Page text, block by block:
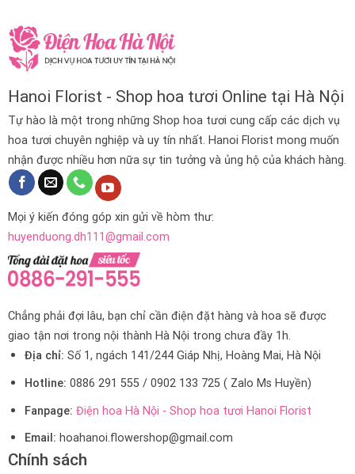
Hanoi Florist - Shop hoa tươi Online tại Hà Nội
Tự hào là một trong những Shop hoa tươi cung cấp các dịch vụ
hoa tươi chuyên nghiệp và uy tín nhất. Hanoi Florist mong muốn
nhận được nhiều hơn nữa sự tin tưởng và ủng hộ của khách hàng.
Mọi ý kiến đóng góp xin gửi về hòm thư:
huyenduong.dh111@gmail.com
Chẳng phải đợi lâu, bạn chỉ cần điện đặt hàng và hoa sẽ được
giao tận nơi trong nội thành Hà Nội trong chưa đầy 1h.
Địa chỉ: Số 1, ngách 141/244 Giáp Nhị, Hoàng Mai, Hà Nội
Hotline: 0886 291 555 / 0902 133 725 ( Zalo Ms Huyền)
Fanpage: Điện hoa Hà Nội - Shop hoa tươi Hanoi Florist
Email: hoahanoi.flowershop@gmail.com
Chính sách